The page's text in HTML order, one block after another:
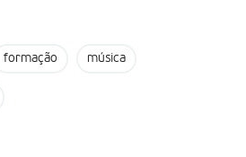
formação música